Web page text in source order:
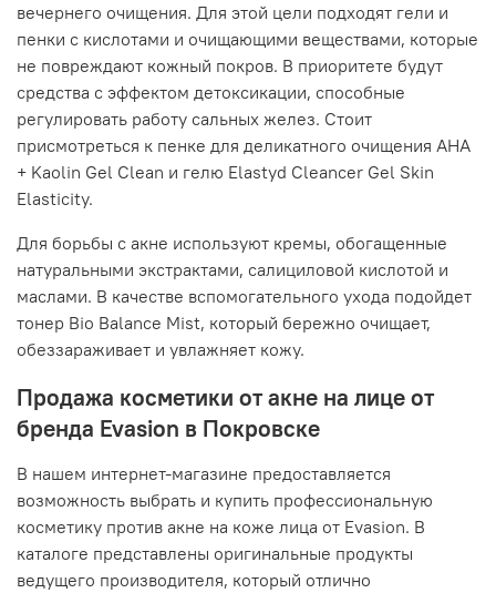
вечернего очищения. Для этой цели подходят гели и
пенки с кислотами и очищающими веществами, которые
не повреждают кожный покров. В приоритете будут
средства с эффектом детоксикации, способные
регулировать работу сальных желез. Стоит
присмотреться к пенке для деликатного очищения AHA
+ Kaolin Gel Clean и гелю Elastyd Cleancer Gel Skin
Elasticity.
Для борьбы с акне используют кремы, обогащенные
натуральными экстрактами, салициловой кислотой и
маслами. В качестве вспомогательного ухода подойдет
тонер Bio Balance Mist, который бережно очищает,
обеззараживает и увлажняет кожу.
Продажа косметики от акне на лице от
бренда Evasion в Покровске
В нашем интернет-магазине предоставляется
возможность выбрать и купить профессиональную
косметику против акне на коже лица от Evasion. В
каталоге представлены оригинальные продукты
ведущего производителя, который отлично